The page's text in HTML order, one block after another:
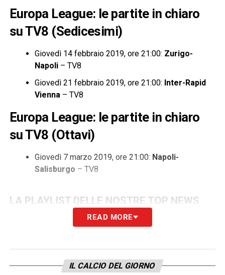
Europa League: le partite in chiaro
su TV8 (Sedicesimi)
Giovedì 14 febbraio 2019, ore 21:00: Zurigo-
Napoli– TV8
Giovedì 21 febbraio 2019, ore 21:00: Inter-Rapid
Vienna– TV8
Europa League: le partite in chiaro
su TV8 (Ottavi)
Giovedì 7 marzo 2019, ore 21:00: Napoli-
Salisburgo – TV8
LA PLAYLIST DELLE NOSTRE TOP NEWS
READ MORE
IL CALCIO DEL GIORNO